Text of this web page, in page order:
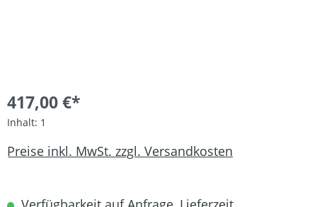
417,00 €*
Inhalt: 1
Preise inkl. MwSt. zzgl. Versandkosten